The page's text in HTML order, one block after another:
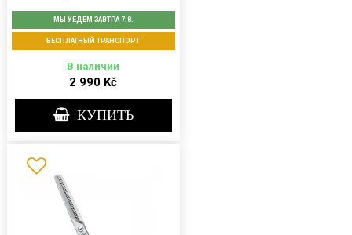
МЫ УЕДЕМ ЗАВТРА 7.8.
БЕСПЛАТНЫЙ ТРАНСПОРТ
В наличии
2 990 Kč
КУПИТЬ